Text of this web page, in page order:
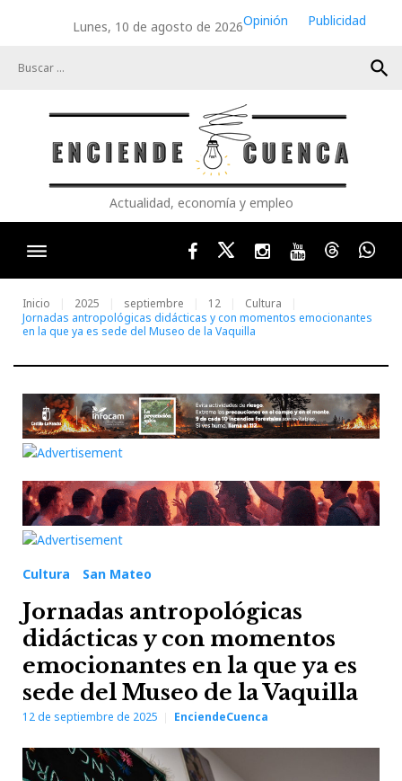
Lunes, 10 de agosto de 2026Opinión
Publicidad
search
Actualidad, economía y empleo
FacebookTwitterInstagram
YoutubeThreads
Inicio 2025 septiembre 12
Cultura
Jornadas antropológicas didácticas y con momentos emocionantes
en la que ya es sede del Museo de la Vaquilla
Cultura San Mateo
Jornadas antropológicas
didácticas y con momentos
emocionantes en la que ya es
sede del Museo de la Vaquilla
12 de septiembre de 2025 EnciendeCuenca